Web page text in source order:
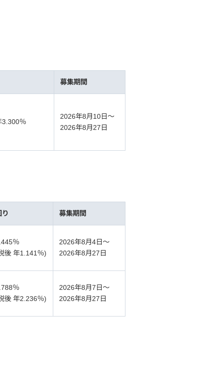
募集期間
3.300％
2026年8月10日～
2026年8月27日
り 募集期間
％
後 年1.141％)
2026年8月4日～
2026年8月27日
％
後 年2.236％)
2026年8月7日～
2026年8月27日